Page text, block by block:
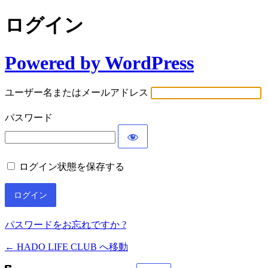
ログイン
Powered by WordPress
ユーザー名またはメールアドレス
パスワード
ログイン状態を保存する
パスワードをお忘れですか ?
← HADO LIFE CLUB へ移動